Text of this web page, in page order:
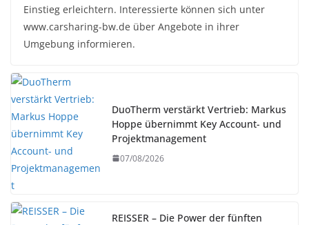
Einstieg erleichtern. Interessierte können sich unter
www.carsharing-bw.de über Angebote in ihrer
Umgebung informieren.
DuoTherm verstärkt Vertrieb: Markus
Hoppe übernimmt Key Account- und
Projektmanagement
07/08/2026
REISSER – Die Power der fünften